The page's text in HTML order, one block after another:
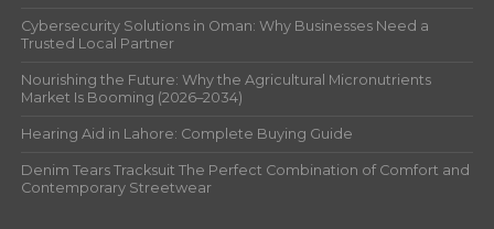
Cybersecurity Solutions in Oman: Why Businesses Need a
Trusted Local Partner
Nourishing the Future: Why the Agricultural Micronutrients
Market Is Booming (2026–2034)
Hearing Aid in Lahore: Complete Buying Guide
Denim Tears Tracksuit The Perfect Combination of Comfort and
Contemporary Streetwear